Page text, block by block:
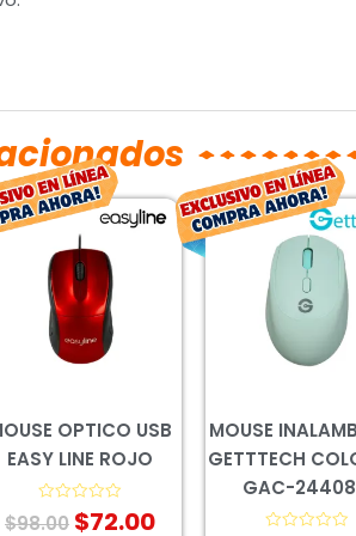
OPTICO USB
EASY LINE ROJO
Valorado
con
$98.00
El
precio
original
era:
$98.00.
$72.00
El
precio
MOUSE
GETTTECH
GAC-
El
era: